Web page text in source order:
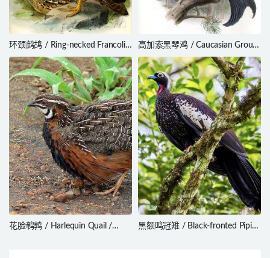
环颈鹧鸪 / Ring-necked Francolin
/ Scleroptila streptophora
高加索黑琴鸡 / Caucasian Grouse
/ Lyrurus mlokosiewiczi
花脸鹌鹑 / Harlequin Quail /
黑额鸣冠雉 / Black-fronted Piping